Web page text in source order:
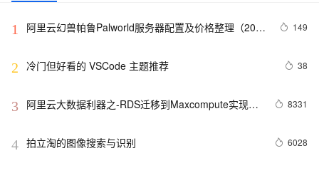
1
阿里云幻兽帕鲁Palworld服务器配置及价格整理（2024
149
2 冷门但好看的 VSCode 主题推荐 38
3
阿里云大数据利器之-RDS迁移到Maxcompute实现动
8331
4 拍立淘的图像搜索与识别 6028